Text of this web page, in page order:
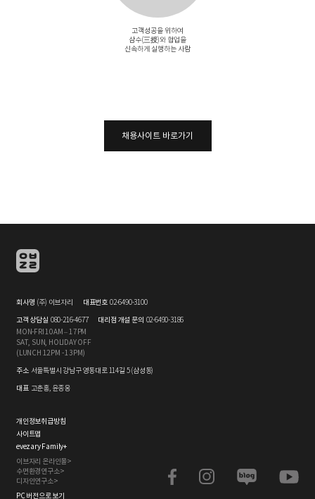
고객성공을 위하여
삼수(三授)와 협업을
신속하게 실행하는 사람
채용사이트 바로가기
회사명 (주) 이브자리 대표번호 02-6490-3100
고객 상담실 080-216-4677 대리점 개설 문의 02-6490-3186
MON-FRI 10AM – 17PM
SAT, SUN, HOLIDAY OFF
(LUNCH 12PM - 13PM)
주소 서울특별시 강남구 영동대로 114길 5 (삼성동)
대표 고춘홍, 윤종웅
개인정보취급방침
사이트맵
evezary Family+
이브자리 온라인몰>
수면환경연구소>
디자인연구소>
PC 버전으로 보기